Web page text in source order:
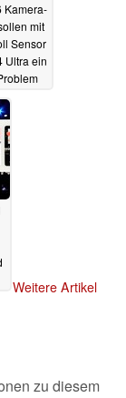
Kamera-
mit
Sensor
Ultra ein
Weitere Artikel
zu diesem